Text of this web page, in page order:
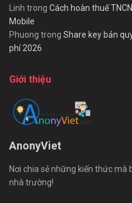
Linh trong Cách hoàn thuế
Mobile
Phuong trong Share key bản
phí 2026
Giới thiệu
AnonyViet
Nơi chia sẻ những kiến thức
nhà trường!